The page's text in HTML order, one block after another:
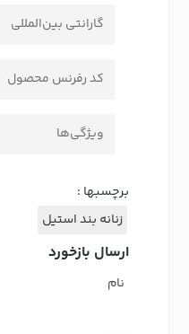
گارانتی بین‌المللی
کد رفرنس محصول
ویژگی‌ها
برچسبها :
زنانه بند استیل
ارسال بازخورد
نام